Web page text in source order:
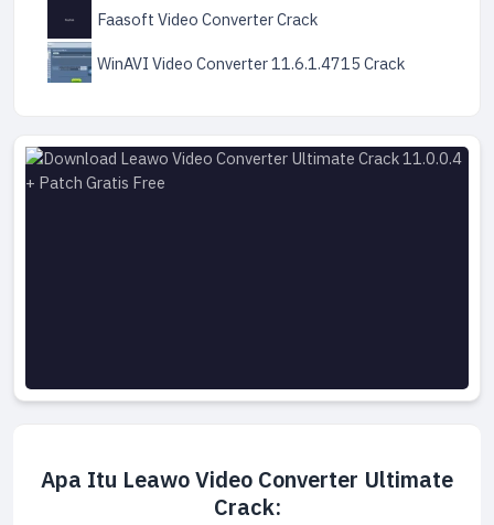
Apa Itu Leawo Video Converter Ultimate
Crack:
Faasoft Video Converter Crack
WinAVI Video Converter 11.6.1.4715 Crack